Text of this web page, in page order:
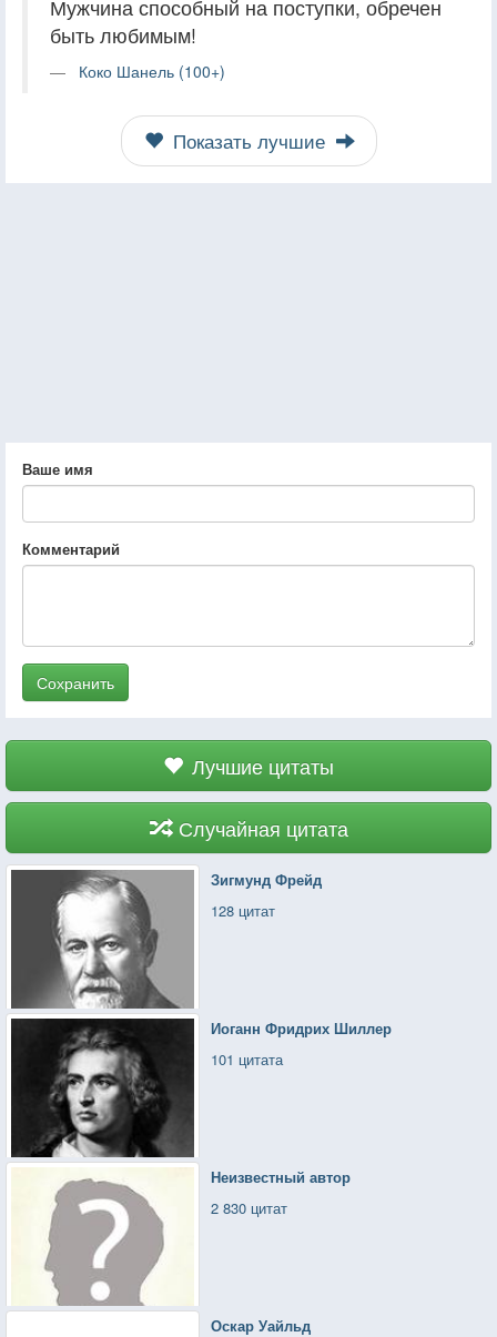
Мужчина способный на поступки, обречен
быть любимым!
Коко Шанель (100+)
Показать лучшие
Ваше имя
Комментарий
Сохранить
Лучшие цитаты
Случайная цитата
Зигмунд Фрейд
128 цитат
Иоганн Фридрих Шиллер
101 цитата
Неизвестный автор
2 830 цитат
Оскар Уайльд